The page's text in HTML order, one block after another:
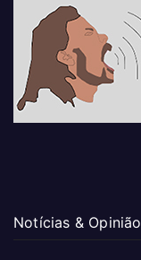
Notícias & Opinião